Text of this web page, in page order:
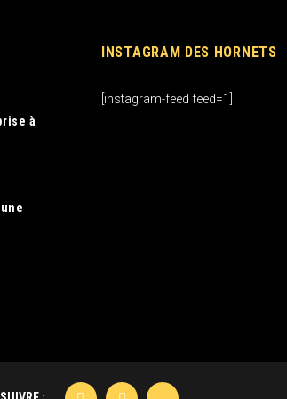
à
INSTAGRAM DES HORNETS
[instagram-feed feed=1]